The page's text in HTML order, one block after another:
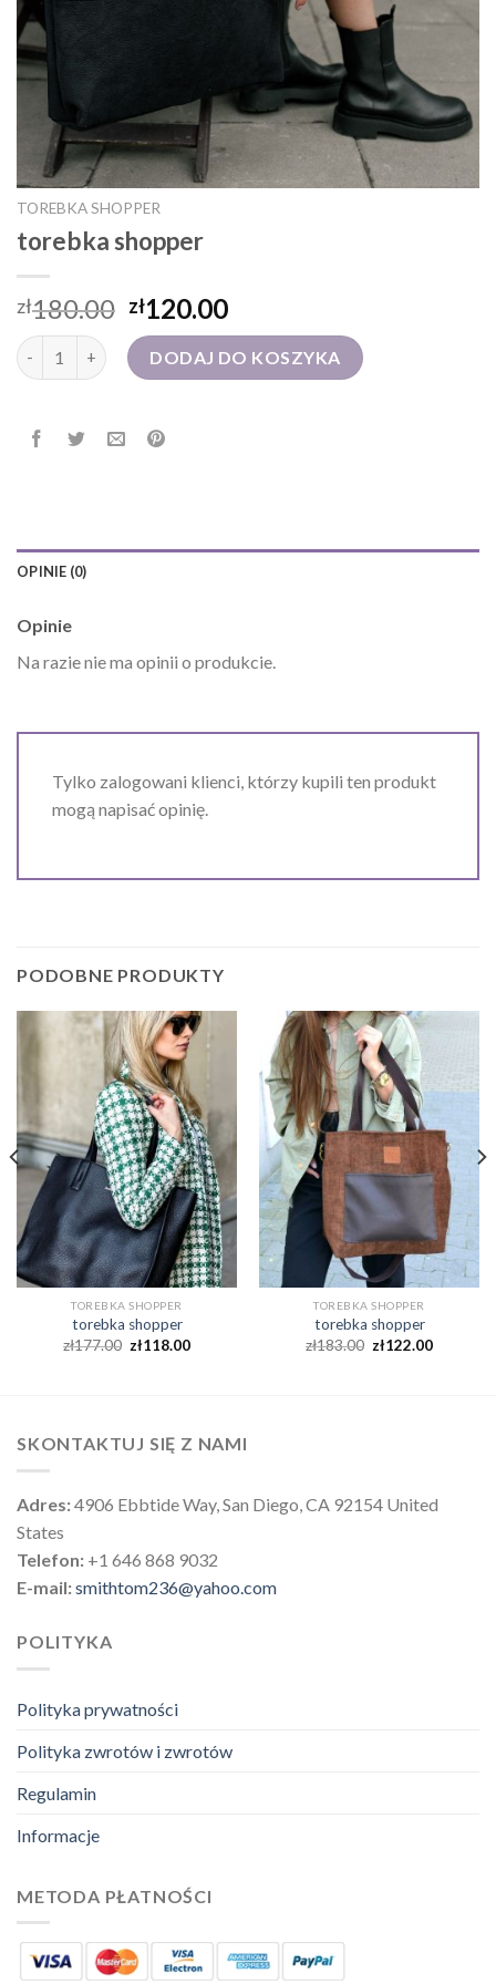
TOREBKA SHOPPER
torebka shopper
zł180.00 zł120.00
ilość torebka shopperDODAJ DO KOSZYKA
OPINIE (0)
Opinie
Na razie nie ma opinii o produkcie.
Tylko zalogowani klienci, którzy kupili ten produkt
mogą napisać opinię.
PODOBNE PRODUKTY
TOREBKA SHOPPER
torebka shopper
zł177.00 zł118.00
TOREBKA SHOPPER
torebka shopper
zł183.00 zł122.00
SKONTAKTUJ SIĘ Z NAMI
Adres:4906 Ebbtide Way, San Diego, CA 92154 United
States
Telefon: +1 646 868 9032
E-mail:smithtom236@yahoo.com
POLITYKA
Polityka prywatności
Polityka zwrotów i zwrotów
Regulamin
Informacje
METODA PŁATNOŚCI